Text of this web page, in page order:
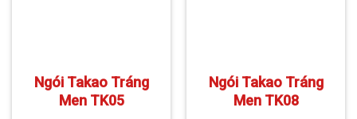
Ngói Takao Tráng
Men TK05
Ngói Takao Tráng
Men TK08